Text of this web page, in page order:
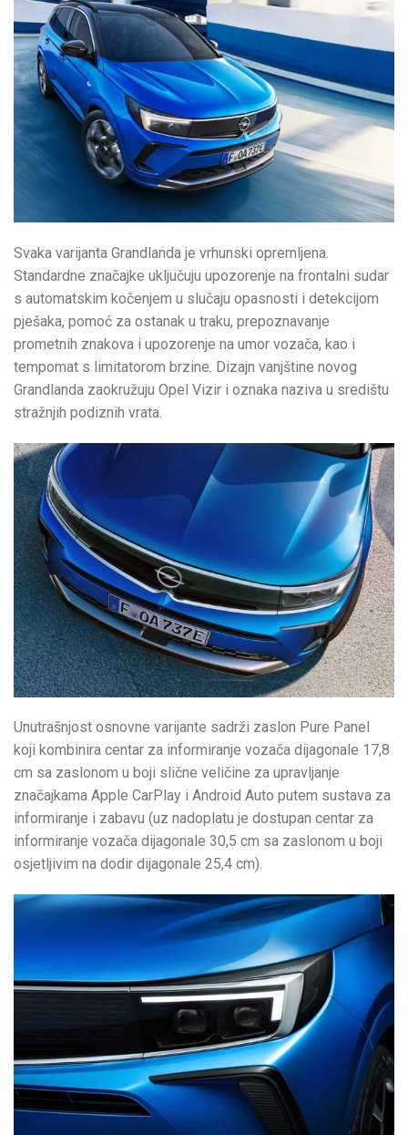
Svaka varijanta Grandlanda je vrhunski opremljena.
Standardne značajke uključuju upozorenje na frontalni sudar
s automatskim kočenjem u slučaju opasnosti i detekcijom
pješaka, pomoć za ostanak u traku, prepoznavanje
prometnih znakova i upozorenje na umor vozača, kao i
tempomat s limitatorom brzine. Dizajn vanjštine novog
Grandlanda zaokružuju Opel Vizir i oznaka naziva u središtu
stražnjih podiznih vrata.
Unutrašnjost osnovne varijante sadrži zaslon Pure Panel
koji kombinira centar za informiranje vozača dijagonale 17,8
cm sa zaslonom u boji slične veličine za upravljanje
značajkama Apple CarPlay i Android Auto putem sustava za
informiranje i zabavu (uz nadoplatu je dostupan centar za
informiranje vozača dijagonale 30,5 cm sa zaslonom u boji
osjetljivim na dodir dijagonale 25,4 cm).